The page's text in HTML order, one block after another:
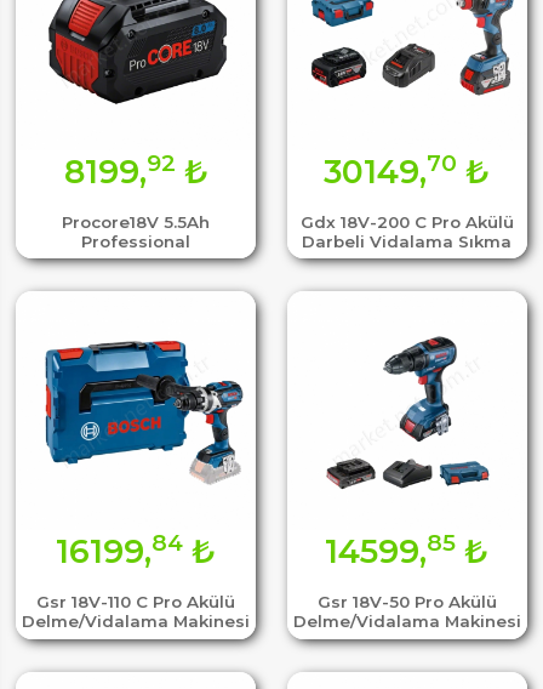
Procore18V 5.5Ah
Professional
8199,92 ₺
Gdx 18V-200 C Pro Akülü
Darbeli Vidalama Sıkma
30149,70 ₺
Gsr 18V-110 C Pro Akülü
Delme/Vidalama Makinesi
16199,84 ₺
Gsr 18V-50 Pro Akülü
Delme/Vidalama Makinesi
14599,85 ₺